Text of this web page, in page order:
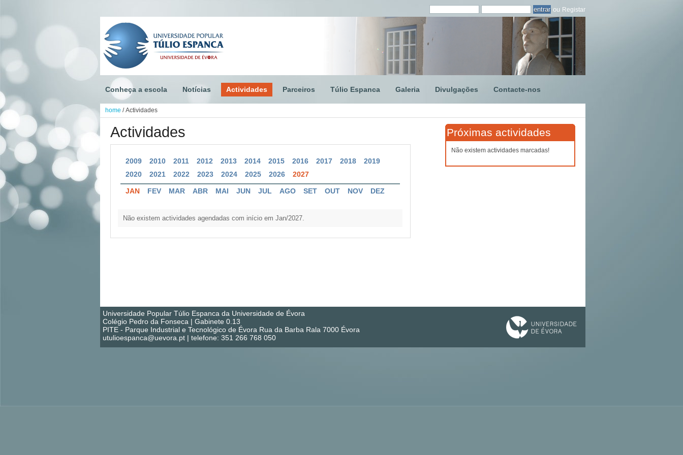
ou Registar
Conheça a escola Notícias Actividades Parceiros Túlio Espanca Galeria Divulgações Contacte-nos
home / Actividades
Actividades
2009 2010 2011 2012 2013 2014 2015 2016 2017 2018
2019
2020
2021 2022 2023 2024 2025 2026 2027
JAN FEV MAR ABR MAI JUN JUL AGO SET OUT NOV DEZ
Não existem actividades agendadas com início em Jan/2027.
Próximas actividades
Não existem actividades marcadas!
Universidade Popular Túlio Espanca da Universidade de Évora
Colégio Pedro da Fonseca | Gabinete 0.13
PITE - Parque Industrial e Tecnológico de Évora Rua da Barba Rala 7000 Évora
utulioespanca@uevora.pt | telefone: 351 266 768 050